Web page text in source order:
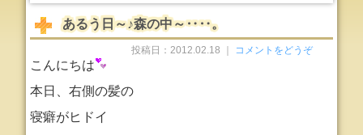
あるう日～♪森の中～‥‥。
投稿日：2012.02.18 ｜ コメントをどうぞ
こんにちは
本日、右側の髪の
寝癖がヒドイ